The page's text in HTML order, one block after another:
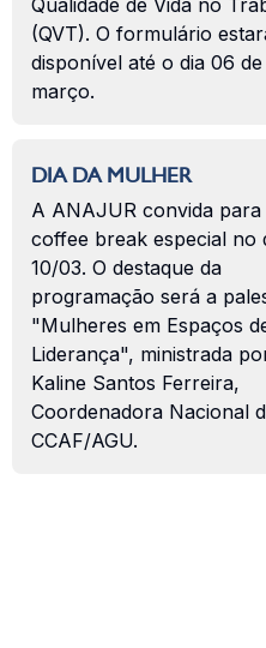
Qualidade de Vida no
(QVT). O formulário
disponível até o dia 06 de
março.
DIA DA MULHER
A ANAJUR convida para
coffee break especial no
10/03. O destaque da
programação será a
"Mulheres em Espaços
Liderança", ministrada
Kaline Santos Ferreira,
Coordenadora Nacional
CCAF/AGU.